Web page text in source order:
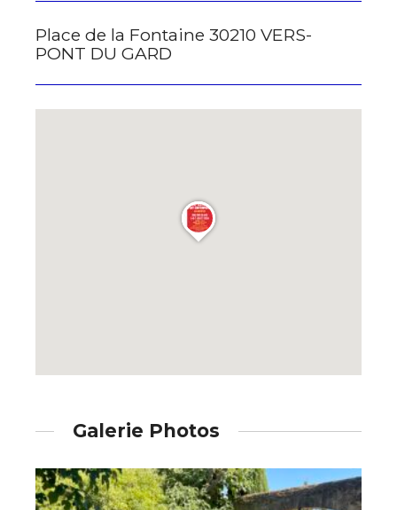
Place de la Fontaine 30210 VERS-
PONT DU GARD
Galerie Photos